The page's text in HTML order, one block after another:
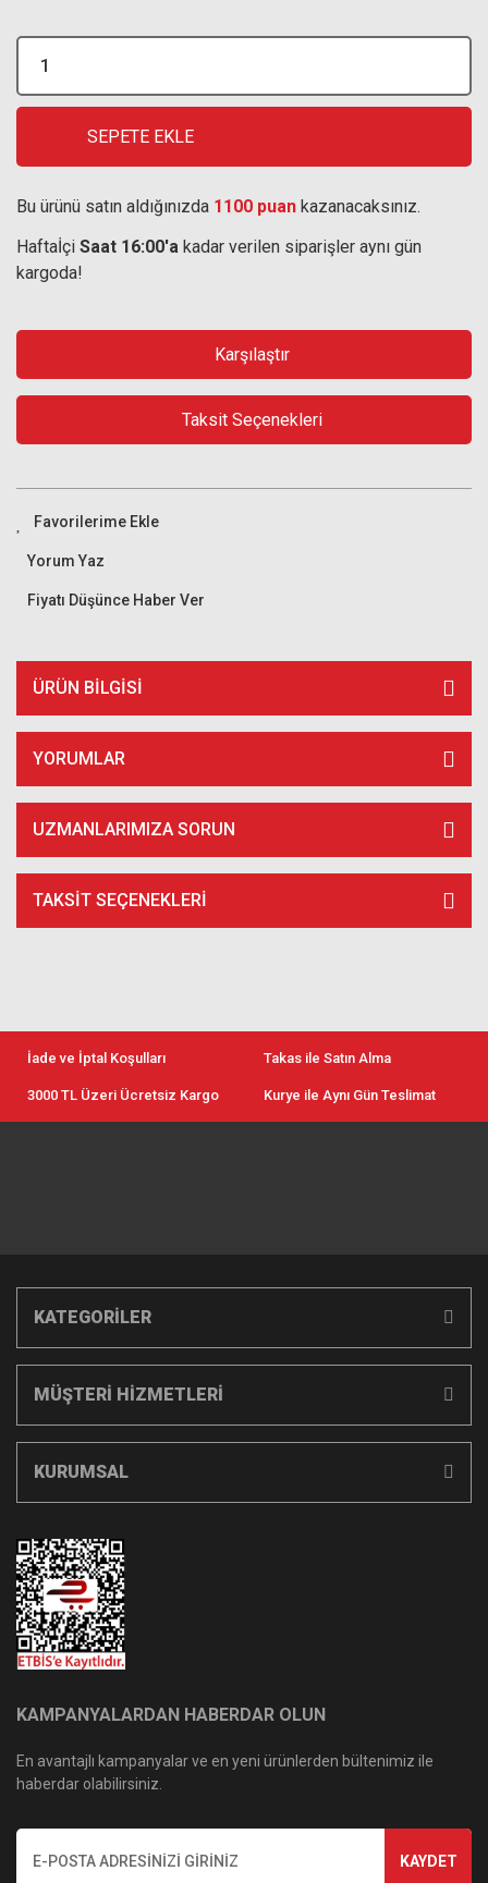
SEPETE EKLE
Bu ürünü satın aldığınızda 1100 puan kazanacaksınız.
Haftaİçi Saat 16:00'a kadar verilen siparişler aynı gün
kargoda!
Karşılaştır
Taksit Seçenekleri
Yorum Yaz
Fiyatı Düşünce Haber Ver
ÜRÜN BILGISI
YORUMLAR
UZMANLARIMIZA SORUN
TAKSIT SEÇENEKLERI
İade ve İptal Koşulları Takas ile Satın Alma
3000 TL Üzeri Ücretsiz Kargo Kurye ile Aynı Gün Teslimat
KATEGORİLER
MÜŞTERİ HİZMETLERİ
KURUMSAL
KAMPANYALARDAN HABERDAR OLUN
En avantajlı kampanyalar ve en yeni ürünlerden bültenimiz ile
haberdar olabilirsiniz.
KAYDET